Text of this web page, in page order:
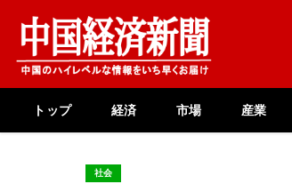
content
トップ 経済 市場 産業
社会